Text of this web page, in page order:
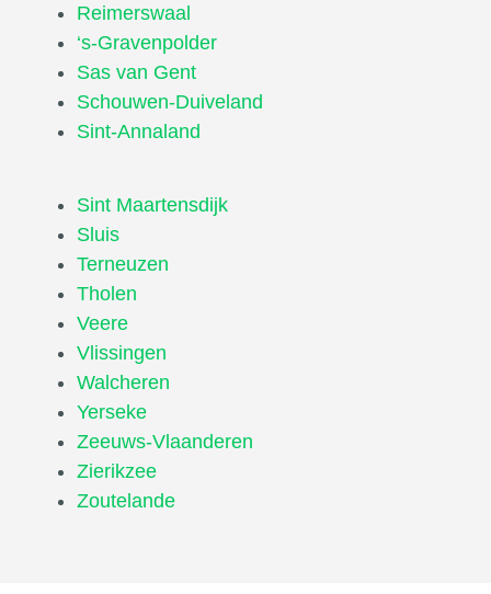
Reimerswaal
‘s-Gravenpolder
Sas van Gent
Schouwen-Duiveland
Sint-Annaland
Sint Maartensdijk
Sluis
Terneuzen
Tholen
Veere
Vlissingen
Walcheren
Yerseke
Zeeuws-Vlaanderen
Zierikzee
Zoutelande